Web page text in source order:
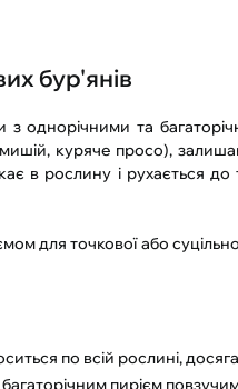
бур'янів
з однорічними та
мишій, куряче просо),
в рослину і рухається
для точкової або
по всій рослині,
пирієм